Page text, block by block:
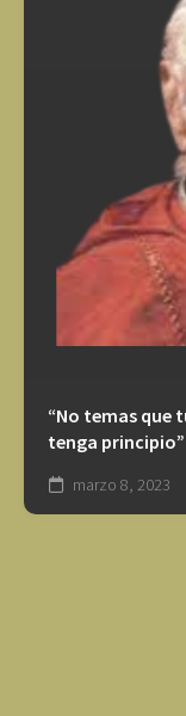
“No temas que
tenga principio”
marzo 8, 2023